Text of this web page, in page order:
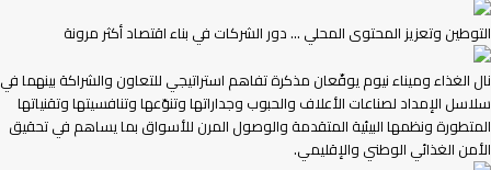
التوطين وتعزيز المحتوى المحلي … دور الشركات في بناء اقتصاد أكثر مرونة
نال الغذاء وميناء نيوم يوقّعان مذكرة تفاهم استراتيجي للتعاون والشراكة بينهما في
سلاسل الإمداد لصناعات الأعلاف والحبوب وجداراتها وتنوّعها وتنافسيتها وتقنياتها
المتطورة ونظمها البيئية المتقدمة والوصول المرن للأسواق بما يساهم في تحقيق
الأمن الغذائي الوطني والإقليمي.